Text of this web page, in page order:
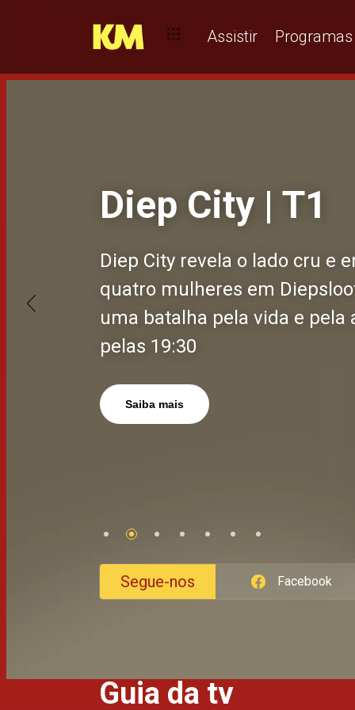
Assistir Programas
Diep City | T1
Diep City revela o lado cru e
quatro mulheres em
uma batalha pela vida e pela
pelas 19:30
Saiba mais
Vidas
Vidas Paralelas acompanha
redenção da família Cumbe
marcado por sobrevivência,
ambição e amores
as ruas intensas de Maputo |
Segredos de
Segredos de Família
uma advogada presos num
que expõe mentiras, traições
impossíveis dentro das
feira, pelas 21:00
Segue-nos Facebook
Guia da tv